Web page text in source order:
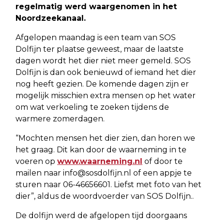
regelmatig werd waargenomen in het
Noordzeekanaal.
Afgelopen maandag is een team van SOS
Dolfijn ter plaatse geweest, maar de laatste
dagen wordt het dier niet meer gemeld. SOS
Dolfijn is dan ook benieuwd of iemand het dier
nog heeft gezien. De komende dagen zijn er
mogelijk misschien extra mensen op het water
om wat verkoeling te zoeken tijdens de
warmere zomerdagen.
“Mochten mensen het dier zien, dan horen we
het graag. Dit kan door de waarneming in te
voeren op www.waarneming.nl of door te
mailen naar info@sosdolfijn.nl of een appje te
sturen naar 06-46656601. Liefst met foto van het
dier”, aldus de woordvoerder van SOS Dolfijn..
De dolfijn werd de afgelopen tijd doorgaans